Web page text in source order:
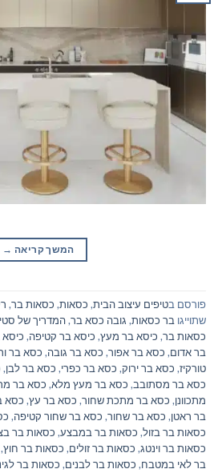
המשך קריאה →
פורסם בטיפים עיצוב הבית, כסאות, כסאות בר,
שתוייגו בר כסאות, גובה כסא בר,המדריך של
כסאות בר, כיסא בר מעץ, כיסא בר קטיפה,
בר אדום, כסא בר אפור, כסא בר גובה, כסא בר
טורקיז, כסא בר ירוק, כסא בר כפרי, כסא בר לבן,
כסא בר מסתובב, כסא בר מעץ מלא, כסא בר
מתכוונן, כסא בר מתכת שחור, כסא בר עץ, כסא
בר ראטן, כסא בר שחור, כסא בר שחור קטיפה,
כסאות בר בזול, כסאות בר במבצע, כסאות בר
כסאות בר וינטג, כסאות בר זולים, כסאות בר חוץ,
בר לאי במטבח, כסאות בר לבנים, כסאות בר